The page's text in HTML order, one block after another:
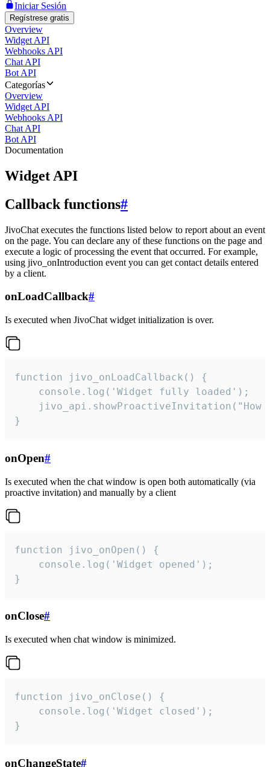
Iniciar Sesión
Regístrese gratis
Overview
Widget API
Webhooks API
Chat API
Bot API
Categorías
Overview
Widget API
Webhooks API
Chat API
Bot API
Documentation
Widget API
Callback functions#
JivoChat executes the functions listed below to report about an event
on the page. You can declare any of these functions on the page and
execute a logic of processing the event that occurred. For example,
using jivo_onIntroduction event you can get contact details entered
by a client.
onLoadCallback#
Is executed when JivoChat widget initialization is over.
function jivo_onLoadCallback() {
    console.log('Widget fully loaded');
jivo_api.showProactiveInvitation("How
}
onOpen#
Is executed when the chat window is open both automatically (via
proactive invitation) and manually by a client
function jivo_onOpen() {
    console.log('Widget opened');
}
onClose#
Is executed when chat window is minimized.
function jivo_onClose() {
    console.log('Widget closed');
}
onChangeState#